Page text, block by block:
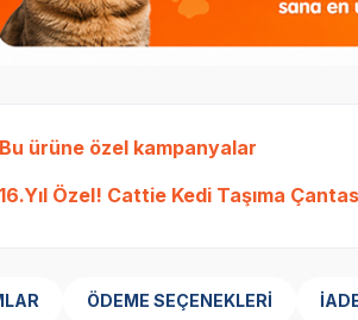
Bu ürüne özel kampanyalar
16.Yıl Özel! Cattie Kedi Taşıma
ÖDEME SEÇENEKLERI